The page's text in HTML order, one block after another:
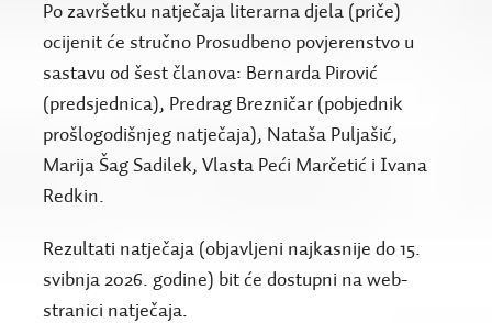
Po završetku natječaja literarna djela (priče)
ocijenit će stručno Prosudbeno povjerenstvo u
sastavu od šest članova: Bernarda Pirović
(predsjednica), Predrag Brezničar (pobjednik
prošlogodišnjeg natječaja), Nataša Puljašić,
Marija Šag Sadilek, Vlasta Peći Marčetić i Ivana
Redkin.
Rezultati natječaja (objavljeni najkasnije do 15.
svibnja 2026. godine) bit će dostupni na web-
stranici natječaja.